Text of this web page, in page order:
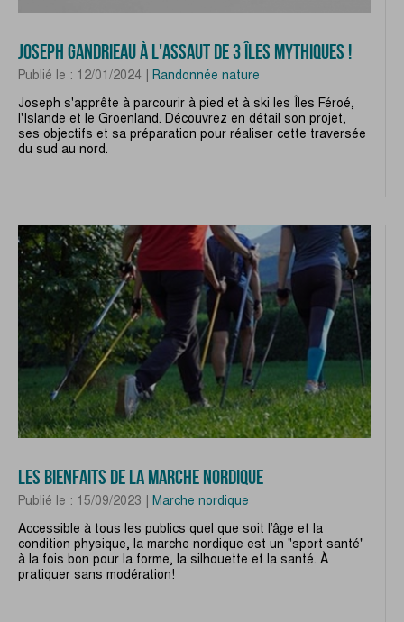
JOSEPH GANDRIEAU À L'ASSAUT DE 3 ÎLES MYTHIQUES !
Publié le : 12/01/2024 | Randonnée nature
Joseph s'apprête à parcourir à pied et à ski les Îles Féroé,
l'Islande et le Groenland. Découvrez en détail son projet,
ses objectifs et sa préparation pour réaliser cette traversée
du sud au nord.
LES BIENFAITS DE LA MARCHE NORDIQUE
Publié le : 15/09/2023 | Marche nordique
Accessible à tous les publics quel que soit l’âge et la
condition physique, la marche nordique est un "sport santé"
à la fois bon pour la forme, la silhouette et la santé. À
pratiquer sans modération!